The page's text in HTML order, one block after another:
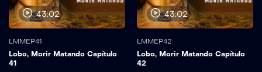
43:02
LMMEP41
Lobo, Morir Matando Capítulo
41
43:02
LMMEP42
Lobo, Morir Matando Capítulo
42